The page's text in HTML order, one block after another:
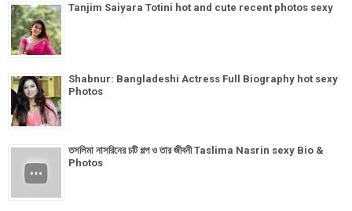
Tanjim Saiyara Totini hot and cute recent photos sexy
Shabnur: Bangladeshi Actress Full Biography hot sexy
Photos
তসলিমা নাসরিনের চটি গল্প ও তার জীবনী Taslima Nasrin sexy Bio &
Photos